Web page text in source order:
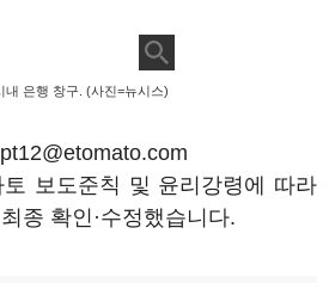
내 은행 창구. (사진=뉴시스)
보도준칙 및 윤리강령에 따라
종 확인·수정했습니다.